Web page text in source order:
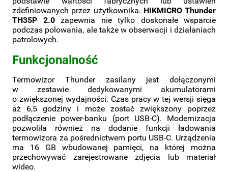
zdefiniowanych przez użytkownika. HIKMICRO Thunder
TH35P 2.0zapewnia nie tylko doskonałe wsparcie
podczas polowania, ale także w obserwacji i działaniach
patrolowych.
Funkcjonalność
Termowizor Thunder zasilany jest dołączonymi
w zestawie dedykowanymi akumulatorami
o zwiększonej wydajności. Czas pracy w tej wersji sięga
aż 6,5 godziny i może zostać zwiększony poprzez
podłączenie power-banku (port USB-C). Modernizacja
pozwoliła również na dodanie funkcji ładowania
termowizora za pośrednictwem portu USB-C. Urządzenia
ma 16 GB wbudowanej pamięci, na której można
przechowywać zarejestrowane zdjęcia lub materiał
wideo.